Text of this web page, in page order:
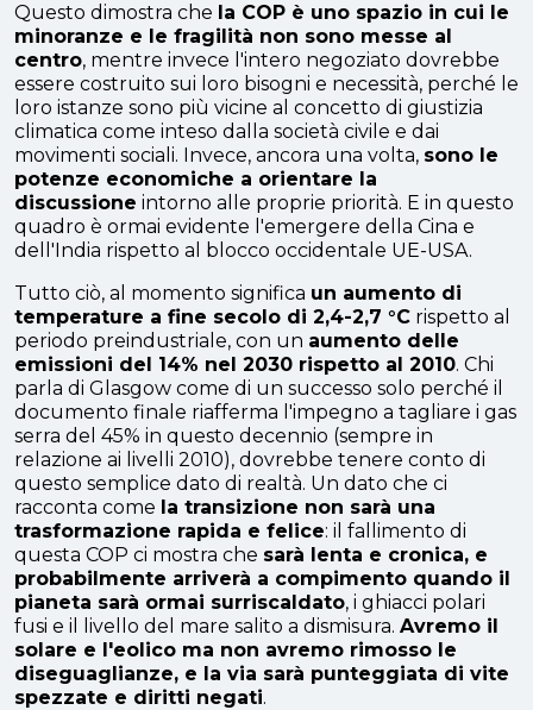
Questo dimostra che la COP è uno spazio in cui le
minoranze e le fragilità non sono messe al
centro, mentre invece l'intero negoziato dovrebbe
essere costruito sui loro bisogni e necessità, perché le
loro istanze sono più vicine al concetto di giustizia
climatica come inteso dalla società civile e dai
movimenti sociali. Invece, ancora una volta, sono le
potenze economiche a orientare la
discussione intorno alle proprie priorità. E in questo
quadro è ormai evidente l'emergere della Cina e
dell'India rispetto al blocco occidentale UE-USA.
Tutto ciò, al momento significa un aumento di
temperature a fine secolo di 2,4-2,7 °C rispetto al
periodo preindustriale, con un aumento delle
emissioni del 14% nel 2030 rispetto al 2010. Chi
parla di Glasgow come di un successo solo perché il
documento finale riafferma l'impegno a tagliare i gas
serra del 45% in questo decennio (sempre in
relazione ai livelli 2010), dovrebbe tenere conto di
questo semplice dato di realtà. Un dato che ci
racconta come la transizione non sarà una
trasformazione rapida e felice: il fallimento di
questa COP ci mostra che sarà lenta e cronica, e
probabilmente arriverà a compimento quando il
pianeta sarà ormai surriscaldato, i ghiacci polari
fusi e il livello del mare salito a dismisura. Avremo il
solare e l'eolico ma non avremo rimosso le
diseguaglianze, e la via sarà punteggiata di vite
spezzate e diritti negati.